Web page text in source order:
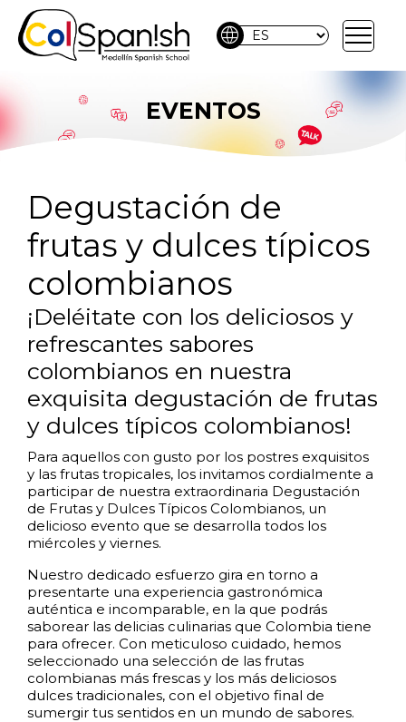
language
EVENTOS
Degustación de
frutas y dulces típicos
colombianos
¡Deléitate con los deliciosos y
refrescantes sabores
colombianos en nuestra
exquisita degustación de frutas
y dulces típicos colombianos!
Para aquellos con gusto por los postres exquisitos
y las frutas tropicales, los invitamos cordialmente a
participar de nuestra extraordinaria Degustación
de Frutas y Dulces Típicos Colombianos, un
delicioso evento que se desarrolla todos los
miércoles y viernes.
Nuestro dedicado esfuerzo gira en torno a
presentarte una experiencia gastronómica
auténtica e incomparable, en la que podrás
saborear las delicias culinarias que Colombia tiene
para ofrecer. Con meticuloso cuidado, hemos
seleccionado una selección de las frutas
colombianas más frescas y los más deliciosos
dulces tradicionales, con el objetivo final de
sumergir tus sentidos en un mundo de sabores.